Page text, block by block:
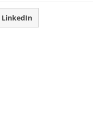
LinkedIn